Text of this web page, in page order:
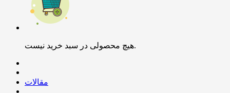
هیچ محصولی در سبد خرید نیست.
مقالات